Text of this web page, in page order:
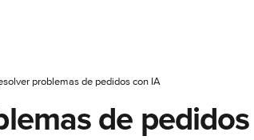
problemas de pedidos con IA
de pedidos